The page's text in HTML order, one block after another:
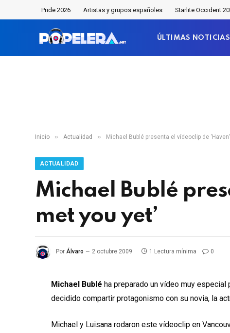
Pride 2026 Artistas y grupos españoles Starlite Occident
ÚLTIMAS NOTICIAS
Inicio » Actualidad » Michael Bublé presenta el vídeoclip de
ACTUALIDAD
Michael Bublé
met you yet’
Por Álvaro 2 octubre 2009 1 Lectura mínima 0
Michael Bublé ha preparado un vídeo muy
decidido compartir protagonismo con su novia, la
Michael y Luisana rodaron este vídeoclip en